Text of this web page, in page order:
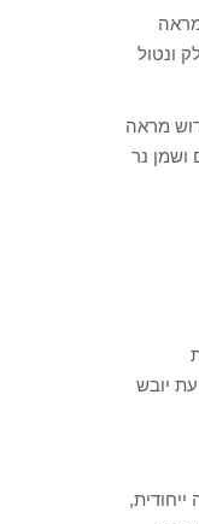
– שמן פנים לטיפול ולטשטוש קמטים ראשונים החל מגיל 30, למראה
ונטול
מראה
ושמן נר
יובש
של ולדה ביוטי, מותאם ספציפית לעור בשנות ה-30, אריזה ייחודית,